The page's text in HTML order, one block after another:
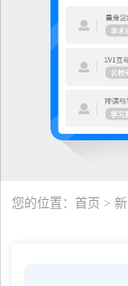
您的位置：首页 >